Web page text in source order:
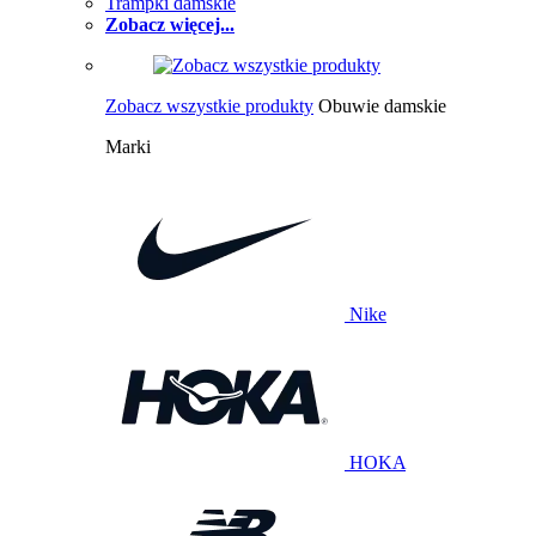
Zobacz więcej...
Zobacz wszystkie produkty Obuwie damskie
Marki
Nike
HOKA